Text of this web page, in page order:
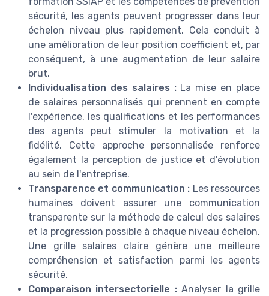
sécurité, les agents peuvent progresser dans leur
échelon niveau plus rapidement. Cela conduit à
une amélioration de leur position coefficient et, par
conséquent, à une augmentation de leur salaire
brut.
Individualisation des salaires :La mise en place
de salaires personnalisés qui prennent en compte
l'expérience, les qualifications et les performances
des agents peut stimuler la motivation et la
fidélité. Cette approche personnalisée renforce
également la perception de justice et d'évolution
au sein de l'entreprise.
Transparence et communication : Les ressources
humaines doivent assurer une communication
transparente sur la méthode de calcul des salaires
et la progression possible à chaque niveau échelon.
Une grille salaires claire génère une meilleure
compréhension et satisfaction parmi les agents
sécurité.
Comparaison intersectorielle :Analyser la grille